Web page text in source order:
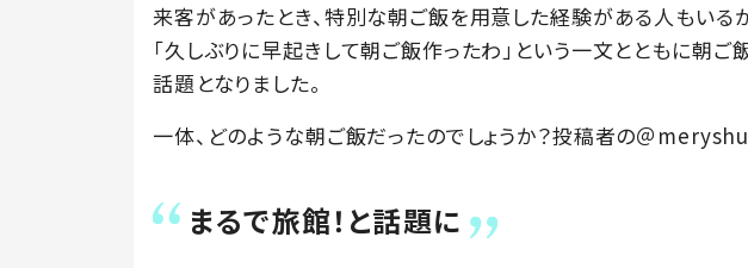
来客があったとき、特別な朝ご飯を用意した経験がある人もいる
「久しぶりに早起きして朝ご飯作ったわ」という一文とともに朝
話題となりました。
一体、どのような朝ご飯だったのでしょうか？投稿者の＠
まるで旅館！と話題に